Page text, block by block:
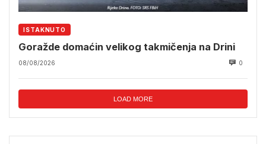
ISTAKNUTO
Goražde domaćin velikog takmičenja na Drini
08/08/2026 0
LOAD MORE